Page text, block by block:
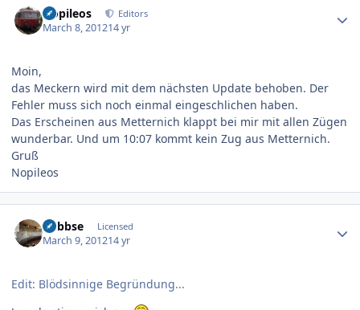
Nopileos Editors
March 8, 201214 yr
Moin,
das Meckern wird mit dem nächsten Update behoben. Der
Fehler muss sich noch einmal eingeschlichen haben.
Das Erscheinen aus Metternich klappt bei mir mit allen Zügen
wunderbar. Und um 10:07 kommt kein Zug aus Metternich.
Gruß
Nopileos
nobbse Licensed
March 9, 201214 yr
Edit: Blödsinnige Begründung...